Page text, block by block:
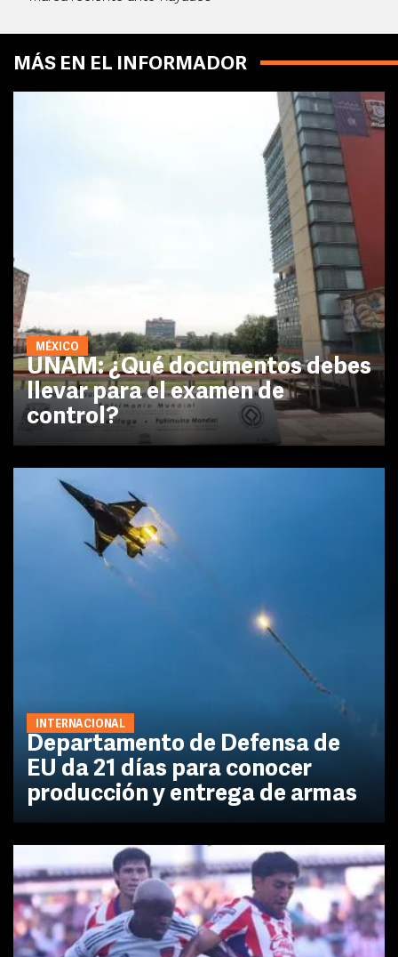
MÁS EN EL INFORMADOR
MÉXICO
UNAM: ¿Qué documentos debes
llevar para el examen de
control?
INTERNACIONAL
Departamento de Defensa de
EU da 21 días para conocer
producción y entrega de armas